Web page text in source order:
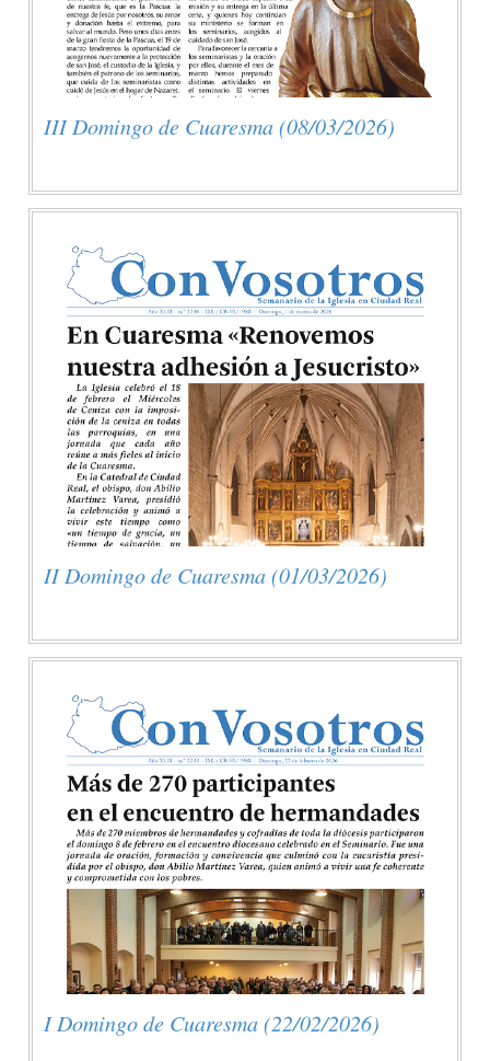
III Domingo de Cuaresma (08/03/2026)
II Domingo de Cuaresma (01/03/2026)
I Domingo de Cuaresma (22/02/2026)